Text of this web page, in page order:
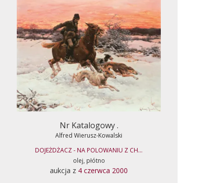
Nr Katalogowy .
Alfred Wierusz-Kowalski
DOJEŻDŻACZ - NA POLOWANIU Z CH...
olej, płótno
aukcja z 4 czerwca 2000